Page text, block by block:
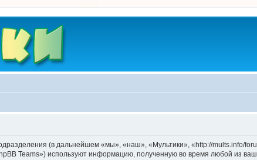
(в дальнейшем «мы», «наш», «Мультики», «http://mults.info/
Teams») используют информацию, полученную во время любой из